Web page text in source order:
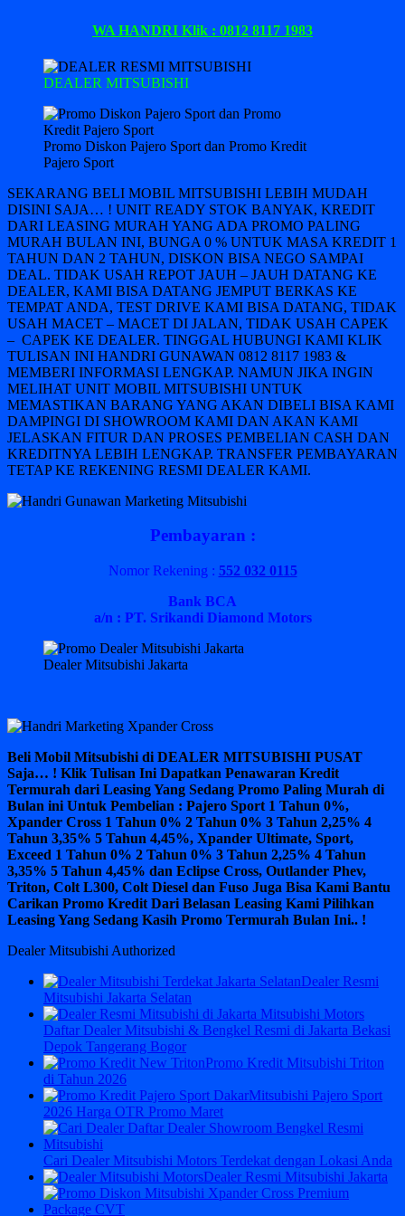
WA HANDRI Klik : 0812 8117 1983
DEALER MITSUBISHI
Promo Diskon Pajero Sport dan Promo Kredit
Pajero Sport
SEKARANG BELI MOBIL MITSUBISHI LEBIH MUDAH
DISINI SAJA… ! UNIT READY STOK BANYAK, KREDIT
DARI LEASING MURAH YANG ADA PROMO PALING
MURAH BULAN INI, BUNGA 0 % UNTUK MASA KREDIT 1
TAHUN DAN 2 TAHUN, DISKON BISA NEGO SAMPAI
DEAL. TIDAK USAH REPOT JAUH – JAUH DATANG KE
DEALER, KAMI BISA DATANG JEMPUT BERKAS KE
TEMPAT ANDA, TEST DRIVE KAMI BISA DATANG, TIDAK
USAH MACET – MACET DI JALAN, TIDAK USAH CAPEK
– CAPEK KE DEALER. TINGGAL HUBUNGI KAMI KLIK
TULISAN INI HANDRI GUNAWAN 0812 8117 1983 &
MEMBERI INFORMASI LENGKAP. NAMUN JIKA INGIN
MELIHAT UNIT MOBIL MITSUBISHI UNTUK
MEMASTIKAN BARANG YANG AKAN DIBELI BISA KAMI
DAMPINGI DI SHOWROOM KAMI DAN AKAN KAMI
JELASKAN FITUR DAN PROSES PEMBELIAN CASH DAN
KREDITNYA LEBIH LENGKAP. TRANSFER PEMBAYARAN
TETAP KE REKENING RESMI DEALER KAMI.
Pembayaran :
Nomor Rekening : 552 032 0115
Bank BCA
a/n : PT. Srikandi Diamond Motors
Dealer Mitsubishi Jakarta
Beli Mobil Mitsubishi di DEALER MITSUBISHI PUSAT
Saja… ! Klik Tulisan Ini Dapatkan Penawaran Kredit
Termurah dari Leasing Yang Sedang Promo Paling Murah di
Bulan ini Untuk Pembelian : Pajero Sport 1 Tahun 0%,
Xpander Cross 1 Tahun 0% 2 Tahun 0% 3 Tahun 2,25% 4
Tahun 3,35% 5 Tahun 4,45%, Xpander Ultimate, Sport,
Exceed 1 Tahun 0% 2 Tahun 0% 3 Tahun 2,25% 4 Tahun
3,35% 5 Tahun 4,45% dan Eclipse Cross, Outlander Phev,
Triton, Colt L300, Colt Diesel dan Fuso Juga Bisa Kami Bantu
Carikan Promo Kredit Dari Belasan Leasing Kami Pilihkan
Leasing Yang Sedang Kasih Promo Termurah Bulan Ini.. !
Dealer Mitsubishi Authorized
Dealer Resmi
Mitsubishi Jakarta Selatan
Daftar Dealer Mitsubishi & Bengkel Resmi di Jakarta Bekasi
Depok Tangerang Bogor
Promo Kredit Mitsubishi Triton
di Tahun 2026
Mitsubishi Pajero Sport
2026 Harga OTR Promo Maret
Cari Dealer Mitsubishi Motors Terdekat dengan Lokasi Anda
Dealer Resmi Mitsubishi Jakarta